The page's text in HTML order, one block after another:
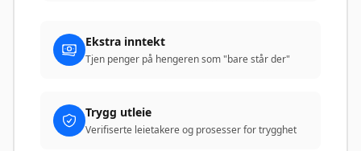
Ekstra inntekt
Tjen penger på hengeren som "bare står der"
Trygg utleie
Verifiserte leietakere og prosesser for trygghet